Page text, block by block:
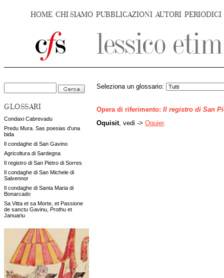
HOME CHI SIAMO PUBBLICAZIONI AUTORI PERIODICI
GLOSSARI
Condaxi Cabrevadu
Predu Mura. Sas poesias d'una
bida
Il condaghe di San Gavino
Agricoltura di Sardegna
Il registro di San Pietro di Sorres
Il condaghe di San Michele di
Salvennor
Il condaghe di Santa Maria di
Bonarcado
Sa Vitta et sa Morte, et Passione
de sanctu Gavinu, Prothu et
Januariu
Seleziona un glossario:
Opera di riferimento: Il registro di San
Oquisit, vedi -> Oquier.